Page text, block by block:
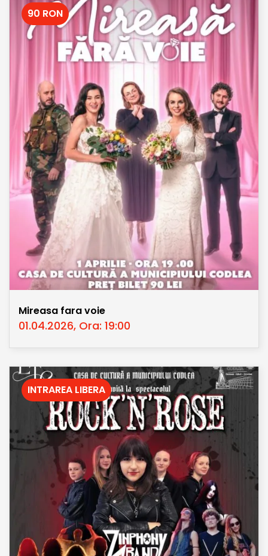
90 RON
Mireasa fara voie
01.04.2026, Ora: 19:00
INTRAREA LIBERA